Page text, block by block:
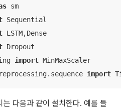
import
import
다음과 같이 설치한다. 예를 들